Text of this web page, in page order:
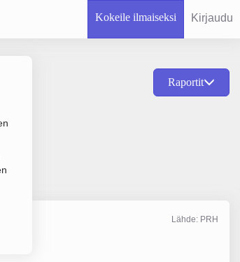
Kokeile ilmaiseksi Kirjaudu
Raportit
Lähde: PRH